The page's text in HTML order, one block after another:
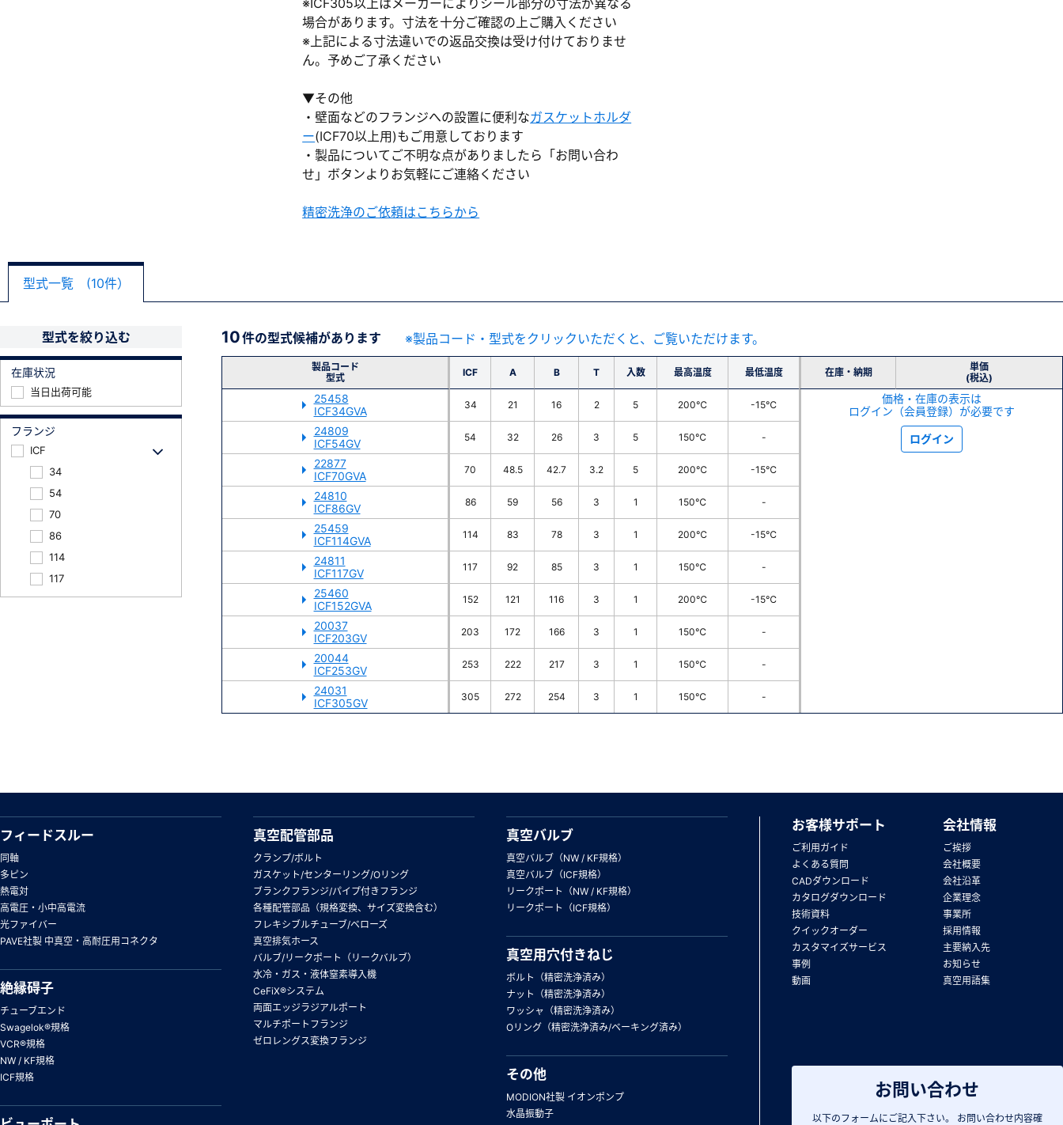
※ICF305以上はメーカーによりシール部分の寸法が異なる
場合があります。寸法を十分ご確認の上ご購入ください
※上記による寸法違いでの返品交換は受け付けておりませ
ん。予めご了承ください
▼その他
・壁面などのフランジへの設置に便利なガスケットホルダ
ー(ICF70以上用)もご用意しております
・製品についてご不明な点がありましたら「お問い合わ
せ」ボタンよりお気軽にご連絡ください
精密洗浄のご依頼はこちらから
型式一覧 (10件）
10件の型式候補があります ※製品コード・型式をクリックいただくと、ご覧いただけます。
製品コード
型式
ICF A B T 入数 最高温度 最低温度 在庫・納期
単価
(税込)
25458
ICF34GVA
34 21 16 2 5 200℃ -15℃
価格・在庫の表示は
ログイン（会員登録）が必要です
ログイン
24809
ICF54GV
54 32 26 3 5 150℃ -
22877
ICF70GVA
70 48.5 42.7 3.2 5 200℃ -15℃
24810
ICF86GV
86 59 56 3 1 150℃ -
25459
ICF114GVA
114 83 78 3 1 200℃ -15℃
24811
ICF117GV
117 92 85 3 1 150℃ -
25460
ICF152GVA
152 121 116 3 1 200℃ -15℃
20037
ICF203GV
203 172 166 3 1 150℃ -
20044
ICF253GV
253 222 217 3 1 150℃ -
24031
ICF305GV
305 272 254 3 1 150℃ -
型式を絞り込む
在庫状況
当日出荷可能
フランジ
ICF
34
54
70
86
114
117
152
お問い合わせ
以下のフォームにご記入下さい。 お問い合わせ内容確
フィードスルー
同軸
多ピン
熱電対
高電圧・小中高電流
光ファイバー
PAVE社製 中真空・高耐圧用コネクタ
絶縁碍子
チューブエンド
Swagelok®規格
VCR®規格
NW / KF規格
ICF規格
真空配管部品
クランプ/ボルト
ガスケット/センターリング/Oリング
ブランクフランジ/パイプ付きフランジ
各種配管部品（規格変換、サイズ変換含む）
フレキシブルチューブ/ベローズ
真空排気ホース
バルブ/リークポート（リークバルブ）
水冷・ガス・液体窒素導入機
CeFiX®システム
両面エッジラジアルポート
マルチポートフランジ
ゼロレングス変換フランジ
真空バルブ
真空バルブ（NW / KF規格）
真空バルブ（ICF規格）
リークポート（NW / KF規格）
リークポート（ICF規格）
真空用穴付きねじ
ボルト（精密洗浄済み）
ナット（精密洗浄済み）
ワッシャ（精密洗浄済み）
Oリング（精密洗浄済み/ベーキング済み）
その他
MODION社製 イオンポンプ
水晶振動子
お客様サポート
ご利用ガイド
よくある質問
CADダウンロード
カタログダウンロード
技術資料
クイックオーダー
カスタマイズサービス
事例
動画
会社情報
ご挨拶
会社概要
会社沿革
企業理念
事業所
採用情報
主要納入先
お知らせ
真空用語集